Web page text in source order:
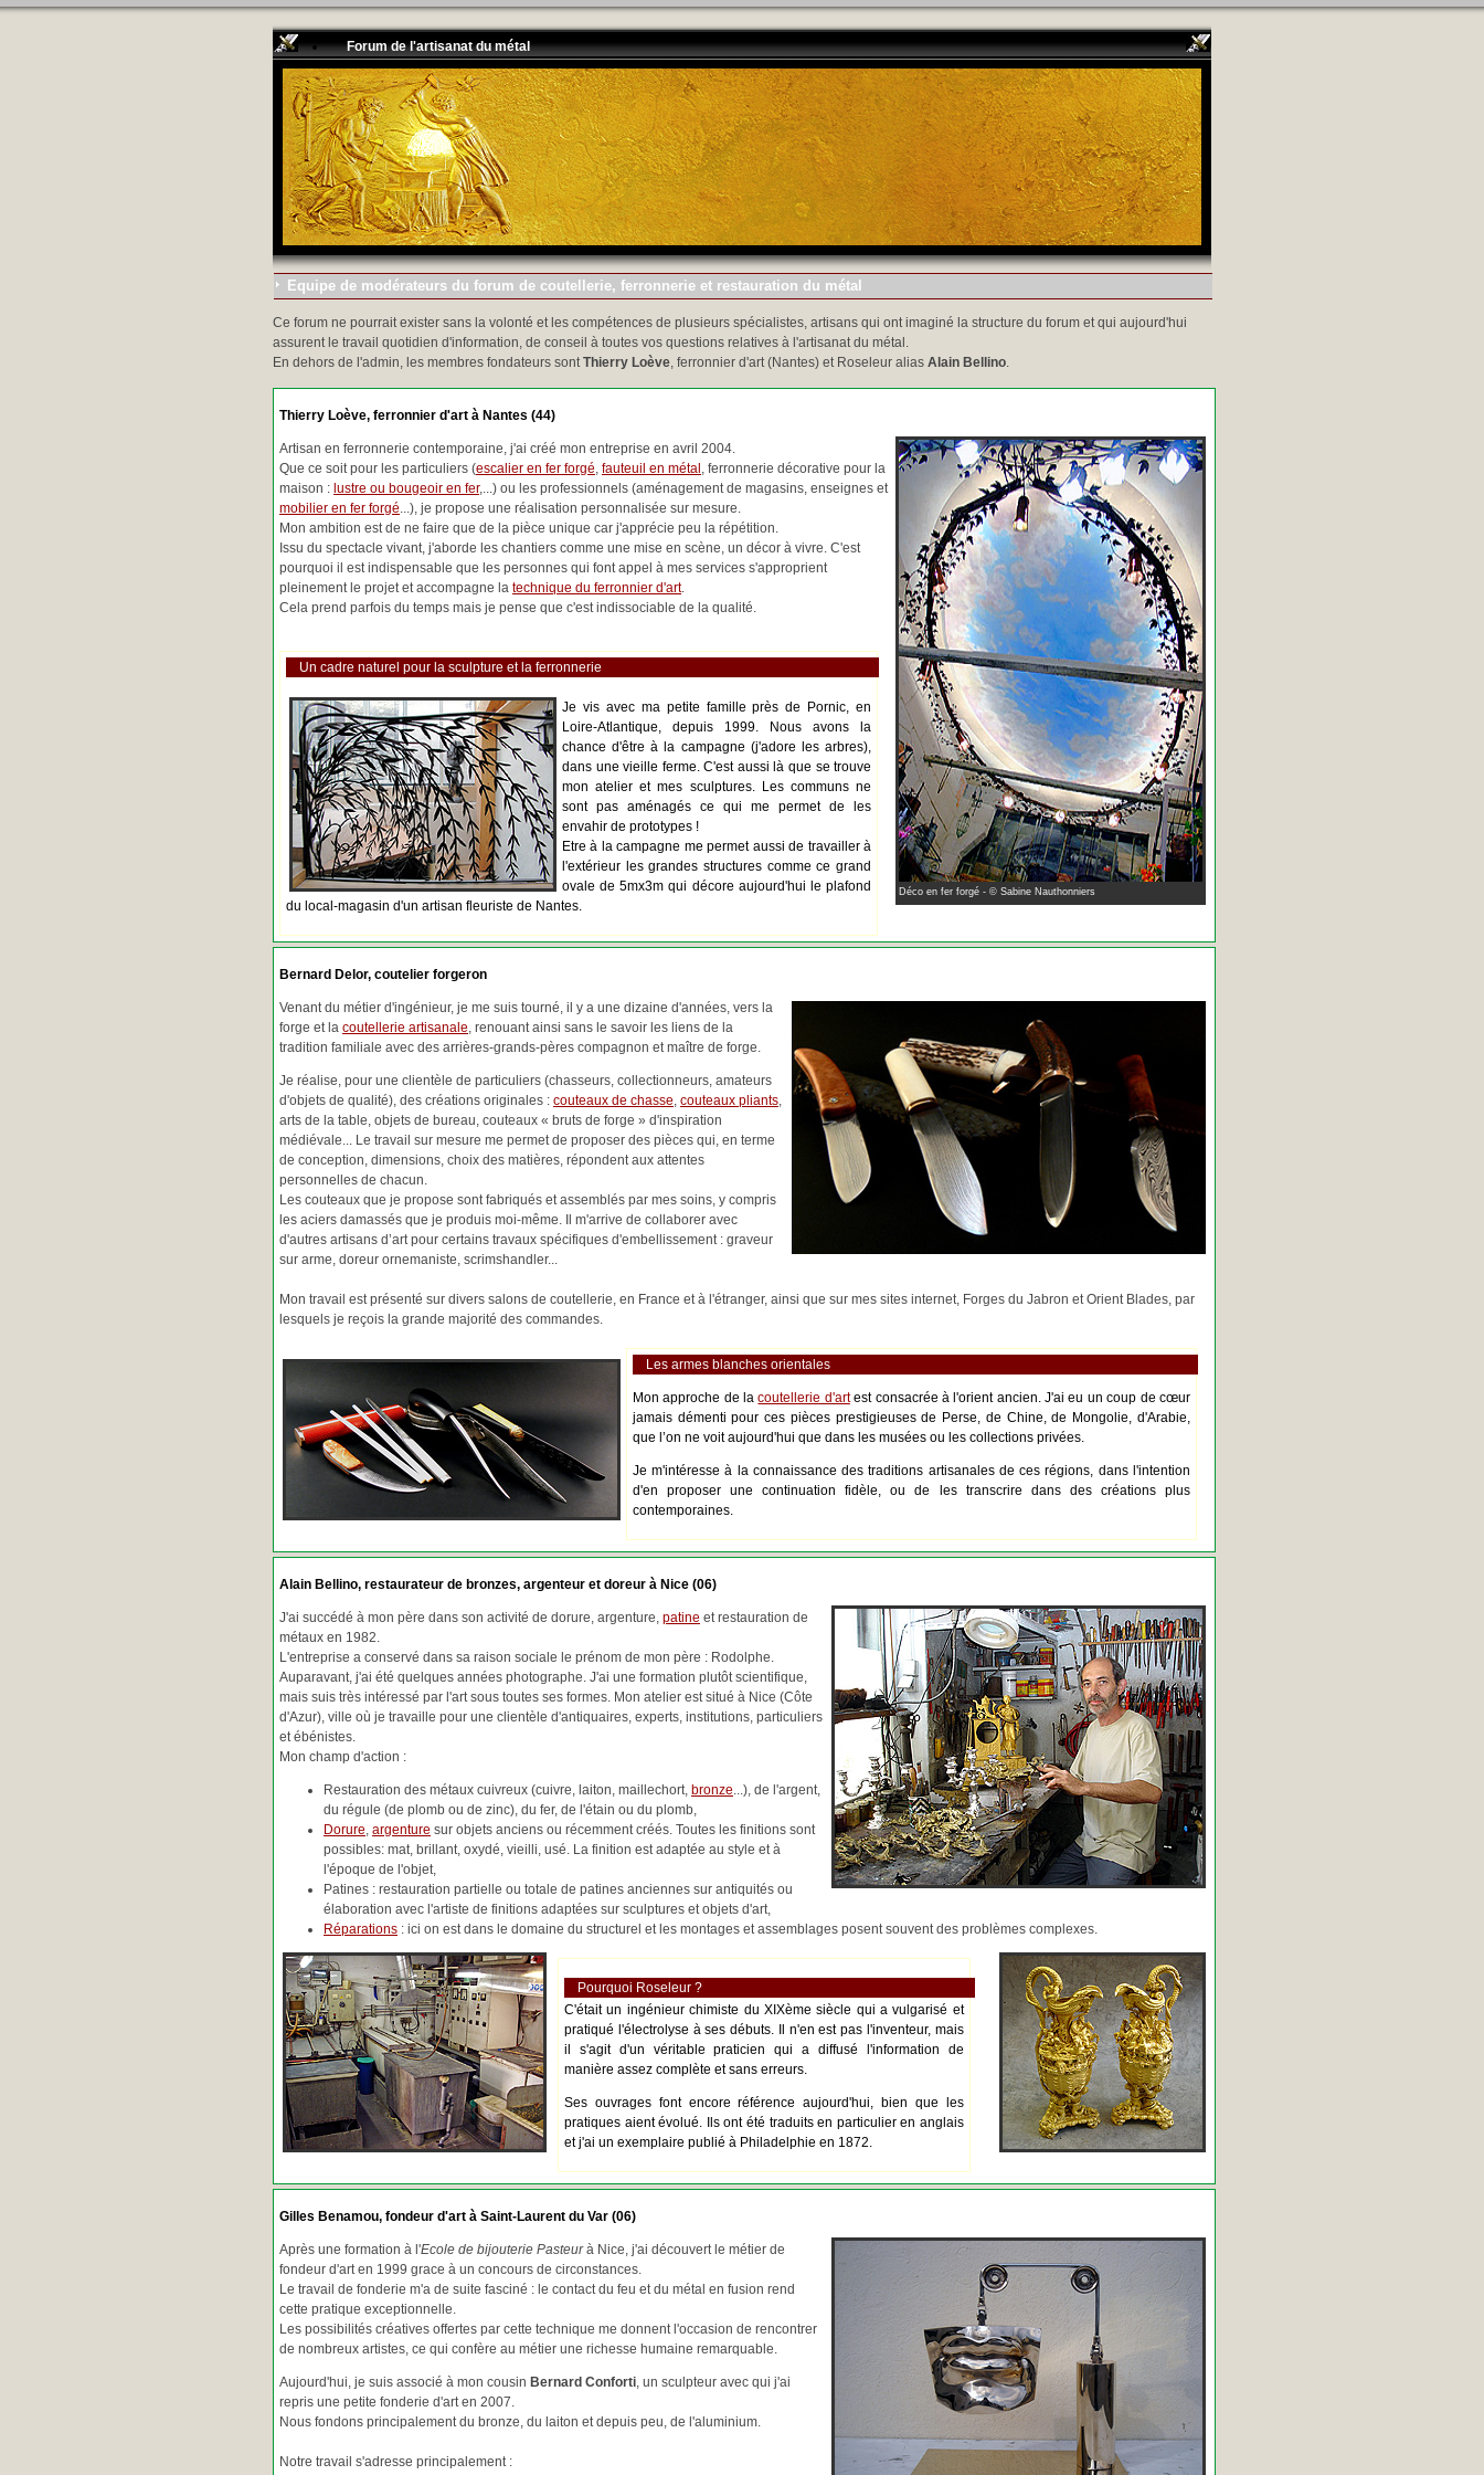
Forum de l'artisanat du métal
Equipe de modérateurs du forum de coutellerie, ferronnerie et restauration du métal
Ce forum ne pourrait exister sans la volonté et les compétences de plusieurs spécialistes, artisans qui ont imaginé la structure du forum et qui aujourd'hui
assurent le travail quotidien d'information, de conseil à toutes vos questions relatives à l'artisanat du métal.
En dehors de l'admin, les membres fondateurs sontThierry Loève, ferronnier d'art (Nantes) et Roseleur alias Alain Bellino.
Thierry Loève, ferronnier d'art à Nantes (44)
Déco en fer forgé - © Sabine Nauthonniers
Artisan en ferronnerie contemporaine, j'ai créé mon entreprise en avril 2004.
Que ce soit pour les particuliers (escalier en fer forgé, fauteuil en métal , ferronnerie décorative pour la
maison : lustre ou bougeoir en fer,...) ou les professionnels (aménagement de magasins, enseignes et
mobilier en fer forgé...), je propose une réalisation personnalisée sur mesure.
Mon ambition est de ne faire que de la pièce unique car j'apprécie peu la répétition.
Issu du spectacle vivant, j'aborde les chantiers comme une mise en scène, un décor à vivre. C'est
pourquoi il est indispensable que les personnes qui font appel à mes services s'approprient
pleinement le projet et accompagne la technique du ferronnier d'art.
Cela prend parfois du temps mais je pense que c'est indissociable de la qualité.
Un cadre naturel pour la sculpture et la ferronnerie
Je vis avec ma petite famille près de Pornic, en
Loire-Atlantique, depuis 1999. Nous avons la
chance d'être à la campagne (j'adore les arbres),
dans une vieille ferme. C'est aussi là que se trouve
mon atelier et mes sculptures. Les communs ne
sont pas aménagés ce qui me permet de les
envahir de prototypes !
Etre à la campagne me permet aussi de travailler à
l'extérieur les grandes structures comme ce grand
ovale de 5mx3m qui décore aujourd'hui le plafond
du local-magasin d'un artisan fleuriste de Nantes.
Bernard Delor, coutelier forgeron
Venant du métier d'ingénieur, je me suis tourné, il y a une dizaine d'années, vers la
forge et la coutellerie artisanale, renouant ainsi sans le savoir les liens de la
tradition familiale avec des arrières-grands-pères compagnon et maître de forge.
Je réalise, pour une clientèle de particuliers (chasseurs, collectionneurs, amateurs
d'objets de qualité), des créations originales : couteaux de chasse, couteaux pliants,
arts de la table, objets de bureau, couteaux « bruts de forge » d'inspiration
médiévale... Le travail sur mesure me permet de proposer des pièces qui, en terme
de conception, dimensions, choix des matières, répondent aux attentes
personnelles de chacun.
Les couteaux que je propose sont fabriqués et assemblés par mes soins, y compris
les aciers damassés que je produis moi-même. Il m'arrive de collaborer avec
d'autres artisans d’art pour certains travaux spécifiques d'embellissement : graveur
sur arme, doreur ornemaniste, scrimshandler...
Mon travail est présenté sur divers salons de coutellerie, en France et à l'étranger, ainsi que sur mes sites internet, Forges du Jabron et Orient Blades, par
lesquels je reçois la grande majorité des commandes.
Les armes blanches orientales
Mon approche de lacoutellerie d'artest consacrée à l'orient ancien. J'ai eu un coup de cœur
jamais démenti pour ces pièces prestigieuses de Perse, de Chine, de Mongolie, d'Arabie,
que l’on ne voit aujourd'hui que dans les musées ou les collections privées.
Je m'intéresse à la connaissance des traditions artisanales de ces régions, dans l'intention
d'en proposer une continuation fidèle, ou de les transcrire dans des créations plus
contemporaines.
Alain Bellino, restaurateur de bronzes, argenteur et doreur à Nice (06)
J'ai succédé à mon père dans son activité de dorure, argenture, patine et restauration de
métaux en 1982.
L'entreprise a conservé dans sa raison sociale le prénom de mon père : Rodolphe.
Auparavant, j'ai été quelques années photographe. J'ai une formation plutôt scientifique,
mais suis très intéressé par l'art sous toutes ses formes. Mon atelier est situé à Nice (Côte
d'Azur), ville où je travaille pour une clientèle d'antiquaires, experts, institutions, particuliers
et ébénistes.
Mon champ d'action :
Restauration des métaux cuivreux (cuivre, laiton, maillechort, bronze...), de l'argent,
du régule (de plomb ou de zinc), du fer, de l'étain ou du plomb,
Dorure, argenture sur objets anciens ou récemment créés. Toutes les finitions sont
possibles: mat, brillant, oxydé, vieilli, usé. La finition est adaptée au style et à
l'époque de l'objet,
Patines : restauration partielle ou totale de patines anciennes sur antiquités ou
élaboration avec l'artiste de finitions adaptées sur sculptures et objets d'art,
Réparations : ici on est dans le domaine du structurel et les montages et assemblages posent souvent des problèmes complexes.
Pourquoi Roseleur ?
C'était un ingénieur chimiste du XIXème siècle qui a vulgarisé et
pratiqué l'électrolyse à ses débuts. Il n'en est pas l'inventeur, mais
il s'agit d'un véritable praticien qui a diffusé l'information de
manière assez complète et sans erreurs.
Ses ouvrages font encore référence aujourd'hui, bien que les
pratiques aient évolué. Ils ont été traduits en particulier en anglais
et j'ai un exemplaire publié à Philadelphie en 1872.
Gilles Benamou, fondeur d'art à Saint-Laurent du Var (06)
Après une formation à l'Ecole de bijouterie Pasteurà Nice, j'ai découvert le métier de
fondeur d'art en 1999 grace à un concours de circonstances.
Le travail de fonderie m'a de suite fasciné : le contact du feu et du métal en fusion rend
cette pratique exceptionnelle.
Les possibilités créatives offertes par cette technique me donnent l'occasion de rencontrer
de nombreux artistes, ce qui confère au métier une richesse humaine remarquable.
Aujourd'hui, je suis associé à mon cousin Bernard Conforti, un sculpteur avec qui j'ai
repris une petite fonderie d'art en 2007.
Nous fondons principalement du bronze, du laiton et depuis peu, de l'aluminium.
Notre travail s'adresse principalement :